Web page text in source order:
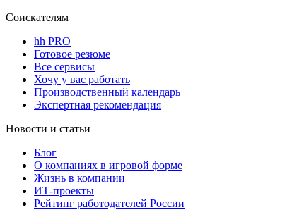
Соискателям
hh PRO
Готовое резюме
Все сервисы
Хочу у вас работать
Производственный календарь
Экспертная рекомендация
Новости и статьи
Блог
О компаниях в игровой форме
Жизнь в компании
ИТ-проекты
Рейтинг работодателей России